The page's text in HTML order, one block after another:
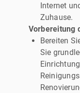
Internet
Zuhause.
Vorbereitung
Bereiten
Sie